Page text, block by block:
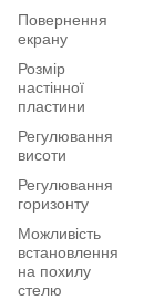
Повернення
екрану
Розмір
настінної
пластини
Регулювання
висоти
Регулювання
горизонту
Можливість
встановлення
на похилу
стелю